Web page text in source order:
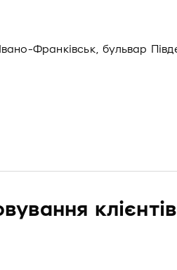
Франківськ, бульвар
клієнтів